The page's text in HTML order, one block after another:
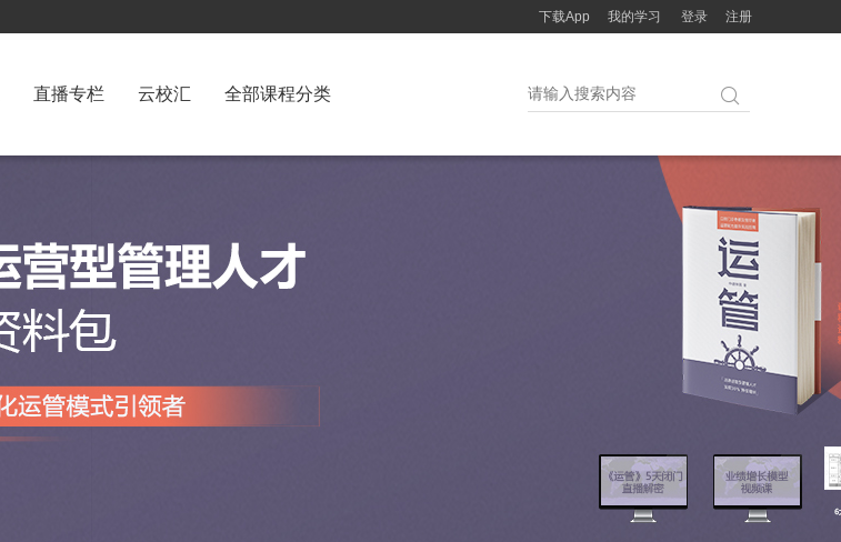
我的学习 登录 注册
下载App
直播专栏 云校汇 全部课程分类 